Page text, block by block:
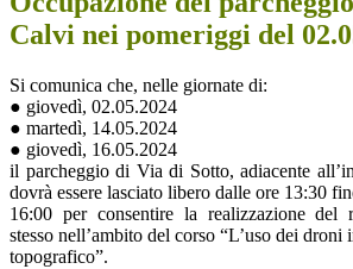
Calvi nei pomeriggi del
Si comunica che, nelle giornate di:
● giovedì, 02.05.2024
● martedì, 14.05.2024
● giovedì, 16.05.2024
il parcheggio di Via di Sotto, adiacente
dovrà essere lasciato libero dalle ore 13:30
16:00 per consentire la realizzazione del
stesso nell’ambito del corso “L’uso dei droni
topografico”.